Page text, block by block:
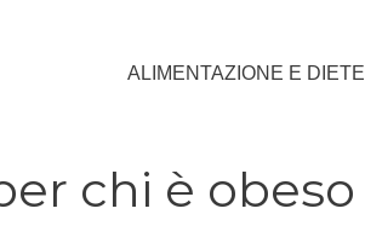
ALIMENTAZIONE E DIETE
chi è obeso